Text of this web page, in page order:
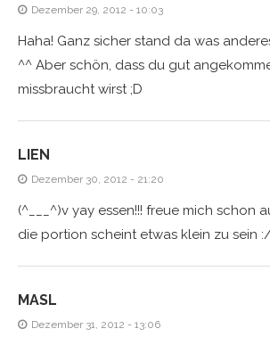
Dezember 29, 2012 - 10:03
Haha! Ganz sicher stand da was
^^ Aber schön, dass du gut
missbraucht wirst ;D
LIEN
Dezember 30, 2012 - 21:20
(^___^)v yay essen!!! freue mich schon
die portion scheint etwas klein zu sein
MASL
Dezember 31, 2012 - 13:06